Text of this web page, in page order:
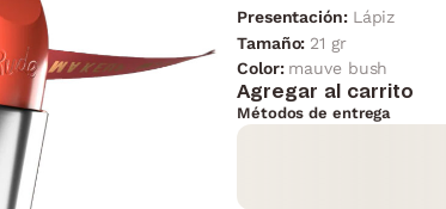
Presentación: Lápiz
Tamaño: 21 gr
Color: mauve bush
Agregar al carrito
Métodos de entrega